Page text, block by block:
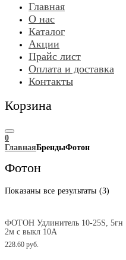
Главная
О нас
Каталог
Акции
Прайс лист
Оплата и доставка
Контакты
Корзина
0
ГлавнаяБрендыФотон
Фотон
Показаны все результаты (3)
ФОТОН Удлинитель 10-25S, 5гн
2м с выкл 10А
228.60 руб.